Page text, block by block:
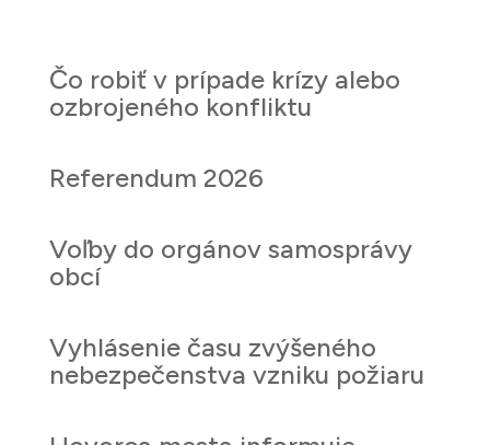
Čo robiť v prípade krízy alebo
ozbrojeného konfliktu
Referendum 2026
Voľby do orgánov samosprávy
obcí
Vyhlásenie času zvýšeného
nebezpečenstva vzniku požiaru